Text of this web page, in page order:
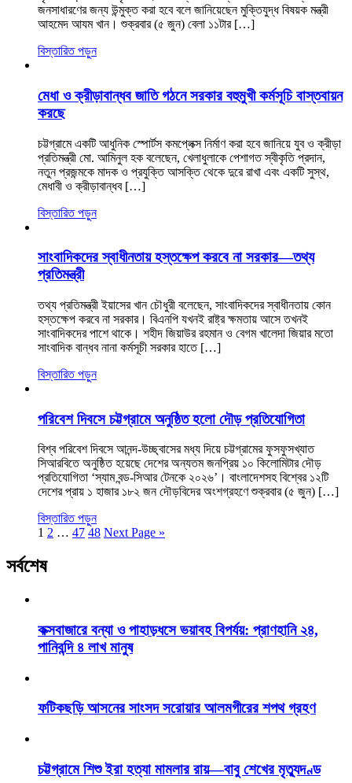
জনসাধারণের জন্য উন্মুক্ত করা হবে বলে জানিয়েছেন মুক্তিযুদ্ধ বিষয়ক মন্ত্রী
আহমেদ আযম খান। শুক্রবার (৫ জুন) বেলা ১১টার […]
বিস্তারিত পড়ুন
মেধা ও ক্রীড়াবান্ধব জাতি গঠনে সরকার বহুমুখী কর্মসূচি বাস্তবায়ন
করছে
চট্টগ্রামে একটি আধুনিক স্পোর্টস কমপ্লেক্স নির্মাণ করা হবে জানিয়ে যুব ও ক্রীড়া
প্রতিমন্ত্রী মো. আমিনুল হক বলেছেন, খেলাধুলাকে পেশাগত স্বীকৃতি প্রদান,
নতুন প্রজন্মকে মাদক ও প্রযুক্তি আসক্তি থেকে দুরে রাখা এবং একটি সুস্থ,
মেধাবী ও ক্রীড়াবান্ধব […]
বিস্তারিত পড়ুন
সাংবাদিকদের স্বাধীনতায় হস্তক্ষেপ করবে না সরকার—তথ্য
প্রতিমন্ত্রী
তথ্য প্রতিমন্ত্রী ইয়াসের খান চৌধুরী বলেছেন, সাংবাদিকদের স্বাধীনতায় কোন
হস্তক্ষেপ করবে না সরকার। বিএনপি যখনই রাষ্ট্র ক্ষমতায় আসে তখনই
সাংবাদিকদের পাশে থাকে। শহীদ জিয়াউর রহমান ও বেগম খালেদা জিয়ার মতো
সাংবাদিক বান্ধব নানা কর্মসূচী সরকার হাতে […]
বিস্তারিত পড়ুন
পরিবেশ দিবসে চট্টগ্রামে অনুষ্ঠিত হলো দৌড় প্রতিযোগিতা
বিশ্ব পরিবেশ দিবসে আনন্দ-উচ্ছ্বাসের মধ্য দিয়ে চট্টগ্রামের ফুসফুসখ্যাত
সিআরবিতে অনুষ্ঠিত হয়েছে দেশের অন্যতম জনপ্রিয় ১০ কিলোমিটার দৌড়
প্রতিযোগিতা ‘স্যাম বন্ড-সিআর টেনকে ২০২৬’। বাংলাদেশসহ বিশ্বের ১২টি
দেশের প্রায় ১ হাজার ১৮২ জন দৌড়বিদের অংশগ্রহণে শুক্রবার (৫ জুন) […]
বিস্তারিত পড়ুন
1 2 … 47 48 Next Page »
সর্বশেষ
কক্সবাজারে বন্যা ও পাহাড়ধসে ভয়াবহ বিপর্যয়: প্রাণহানি ২৪,
পানিবন্দি ৪ লাখ মানুষ
ফটিকছড়ি আসনের সাংসদ সরোয়ার আলমগীরের শপথ গ্রহণ
চট্টগ্রামে শিশু ইরা হত্যা মামলার রায়—বাবু শেখের মৃত্যুদণ্ড